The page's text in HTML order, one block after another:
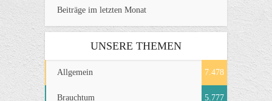
Beiträge im letzten Monat
UNSERE THEMEN
Allgemein 7.478
Brauchtum 5.777